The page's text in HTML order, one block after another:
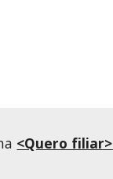
<Quero filiar>